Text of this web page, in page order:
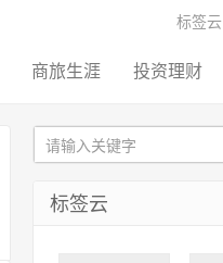
标签云
商旅生涯 投资理财
标签云